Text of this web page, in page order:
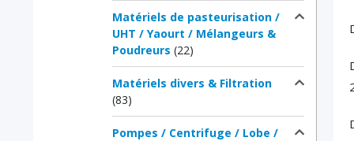
Matériels de pasteurisation /
UHT / Yaourt / Mélangeurs &
Poudreurs (22)
Matériels divers & Filtration
(83)
Pompes / Centrifuge / Lobe /